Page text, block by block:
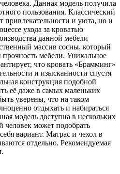
Данная модель получила
пользования. Классический
привлекательности и уюта, но и
ухода за кроватью
данной мебели
массив сосны, который
мебели. Уникальное
что кровать «Брамминг»
и изысканности спустя
конструкция подобной
её даже в самых маленьких
уверены, что на таком
отдыхать и набираться
модель доступна в нескольких
может подобрать
вариант. Матрас и чехол в
отдельно. Рекомендуемая